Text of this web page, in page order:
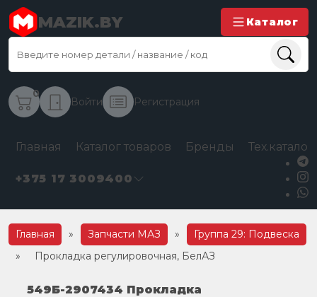
MAZIK.BY Каталог
0
Войти Регистрация
Главная Каталог товаров Бренды
+375 17 3009400
Главная » Запчасти МАЗ »
Группа 29: Подвеска
»
Прокладка регулировочная, БелАЗ
549Б-2907434 Прокладка